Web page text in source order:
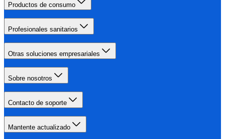
Productos de consumo
Profesionales sanitarios
Otras soluciones empresariales
Sobre nosotros
Contacto de soporte
Mantente actualizado